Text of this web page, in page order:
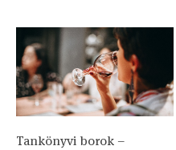
Tankönyvi borok –